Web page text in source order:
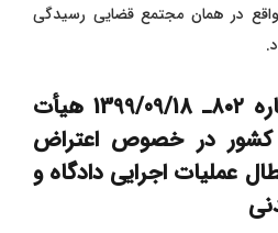
در همان مجتمع قضایی رسیدگی
رأی وحدت‌ رویه شماره ۸۰۲ـ 1399/09/18 هیأت‌
‌کشور در خصوص اعتراض
عملیات اجرایی دادگاه و